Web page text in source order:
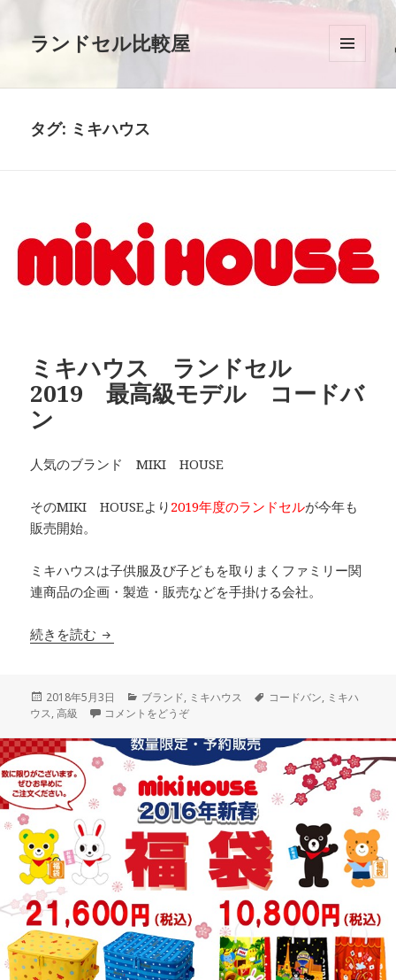
ランドセル比較屋
ーとウ
タグ: ミキハウス
ミキハウス ランドセル
2019 最高級モデル コードバ
ン
人気のブランド MIKI HOUSE
そのMIKI HOUSEより 2019年度のランドセルが今年も
販売開始。
ミキハウスは子供服及び子どもを取りまくファミリー関
連商品の企画・製造・販売などを手掛ける会社。
続きを読む ミキハウス ランドセル 2019 最高級モデル
投
稿
2018年5月3日
カ
テ
リ
ー
ブランド, ミキハウス
タ
コードバン, ミキハ
ウス,高級 コメントをどうぞ